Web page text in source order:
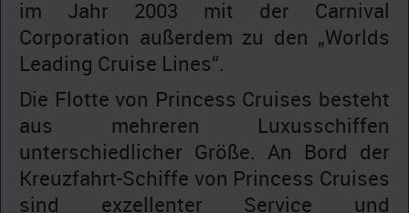
im Jahr 2003 mit der Carnival
Corporation außerdem zu den „Worlds
Leading Cruise Lines“.
Die Flotte von Princess Cruises besteht
aus mehreren Luxusschiffen
unterschiedlicher Größe. An Bord der
Kreuzfahrt-Schiffe von Princess Cruises
sind exzellenter Service und